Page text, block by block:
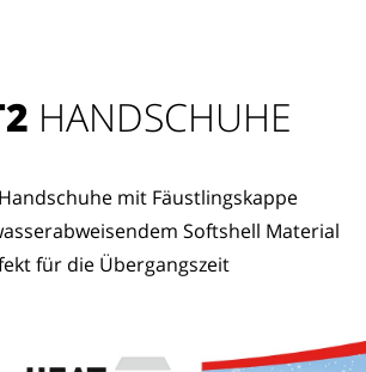
HANDSCHUHE
mit Fäustlingskappe
Softshell Material
für die Übergangszeit